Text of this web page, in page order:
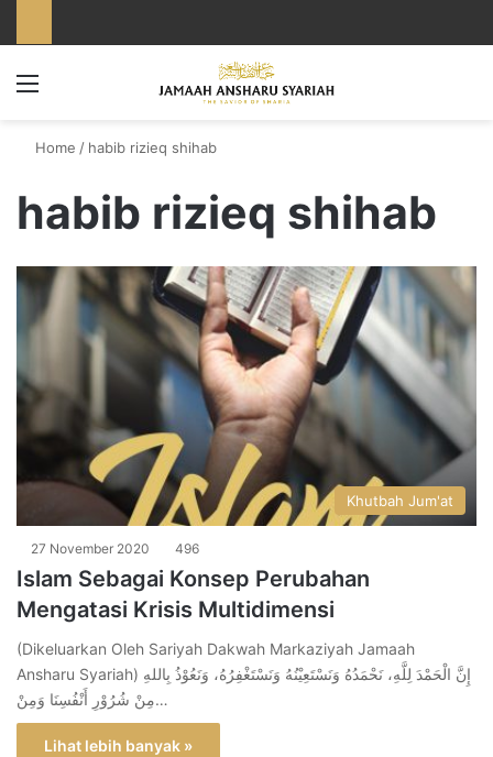
Home / habib rizieq shihab
habib rizieq shihab
Khutbah Jum'at
27 November 2020 496
Islam Sebagai Konsep Perubahan
Mengatasi Krisis Multidimensi
(Dikeluarkan Oleh Sariyah Dakwah Markaziyah Jamaah
Ansharu Syariah) إِنَّ الْحَمْدَ لِلَّهِ، نَحْمَدُهُ وَنَسْتَعِيْنُهُ وَنَسْتَغْفِرُهُ، وَنَعُوْذُ بِاللهِ
مِنْ شُرُوْرِ أَنْفُسِنَا وَمِنْ…
Lihat lebih banyak »